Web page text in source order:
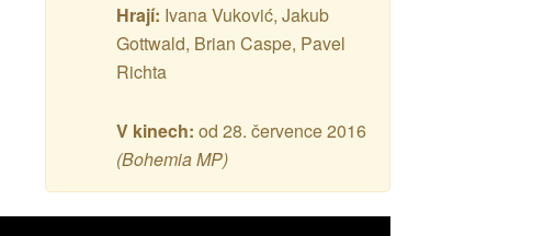
Hrají: Ivana Vuković, Jakub
Gottwald, Brian Caspe, Pavel
Richta
V kinech: od 28. července 2016
(Bohemia MP)